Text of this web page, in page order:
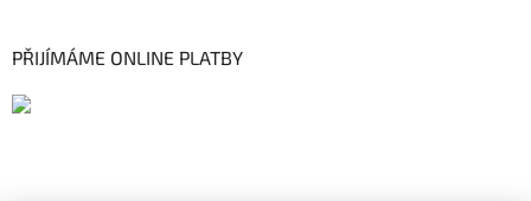
PŘIJÍMÁME ONLINE PLATBY